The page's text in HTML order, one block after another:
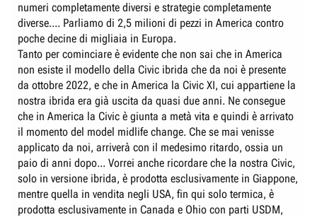
numeri completamente diversi e strategie completamente
diverse.... Parliamo di 2,5 milioni di pezzi in America contro
poche decine di migliaia in Europa.
Tanto per cominciare è evidente che non sai che in America
non esiste il modello della Civic ibrida che da noi è presente
da ottobre 2022, e che in America la Civic XI, cui appartiene la
nostra ibrida era già uscita da quasi due anni. Ne consegue
che in America la Civic è giunta a metà vita e quindi è arrivato
il momento del model midlife change. Che se mai venisse
applicato da noi, arriverà con il medesimo ritardo, ossia un
paio di anni dopo... Vorrei anche ricordare che la nostra Civic,
solo in versione ibrida, è prodotta esclusivamente in Giappone,
mentre quella in vendita negli USA, fin qui solo termica, è
prodotta esclusivamente in Canada e Ohio con parti USDM,